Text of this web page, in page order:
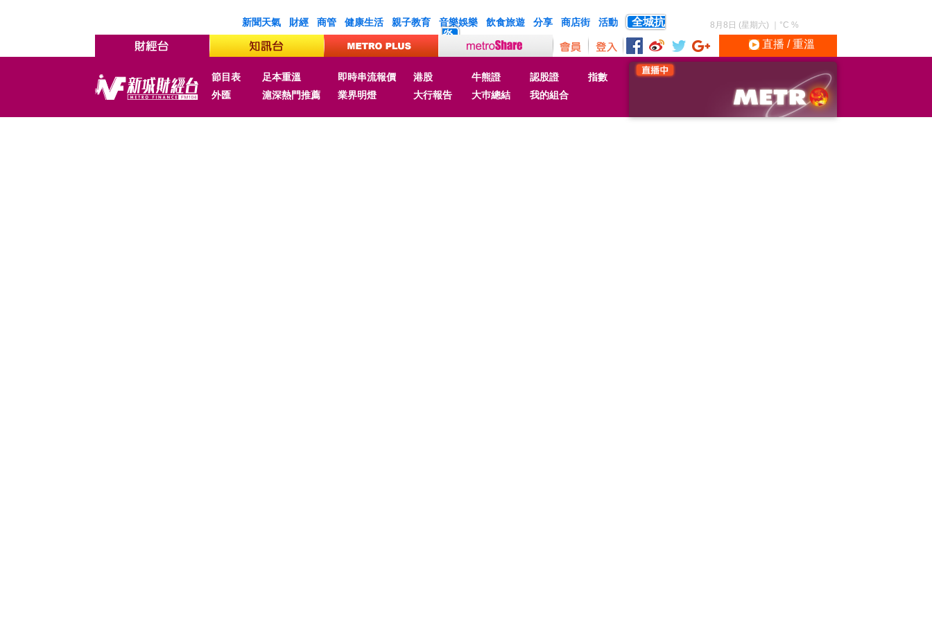
新聞天氣 財經 商管 健康生活 親子教育 音樂娛樂 飲食旅遊 分享 商店街 活動
全城抗
炎
8月8日 (星期六) °C %
直播 / 重溫
節目表 足本重溫 即時串流報價 港股 牛熊證 認股證
指數
外匯
滬深熱門推薦 業界明燈 大行報告 大巿總結 我的組合